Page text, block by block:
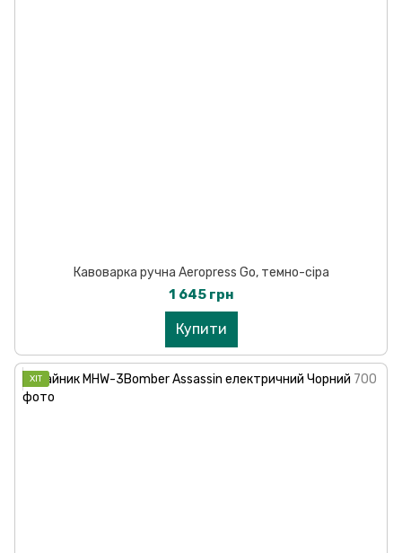
Кавоварка ручна Aeropress Go, темно-сіра
1 645 грн
Купити
ХІТ